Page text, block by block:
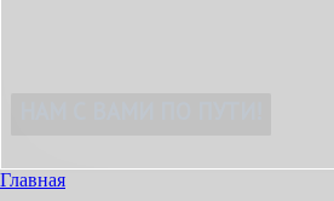
Главная